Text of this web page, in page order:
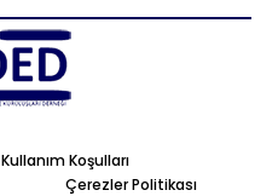
Kullanım Koşulları
Çerezler Politikası